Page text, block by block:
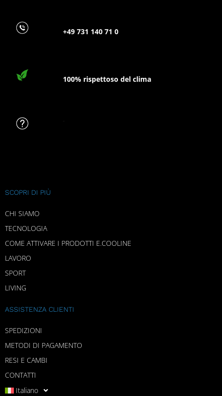
+49 731 140 71 0
100% rispettoso del clima
SCOPRI DI PIÙ
CHI SIAMO
TECNOLOGIA
COME ATTIVARE I PRODOTTI E.COOLINE
LAVORO
SPORT
LIVING
ASSISTENZA CLIENTI
SPEDIZIONI
METODI DI PAGAMENTO
RESI E CAMBI
CONTATTI
Italiano